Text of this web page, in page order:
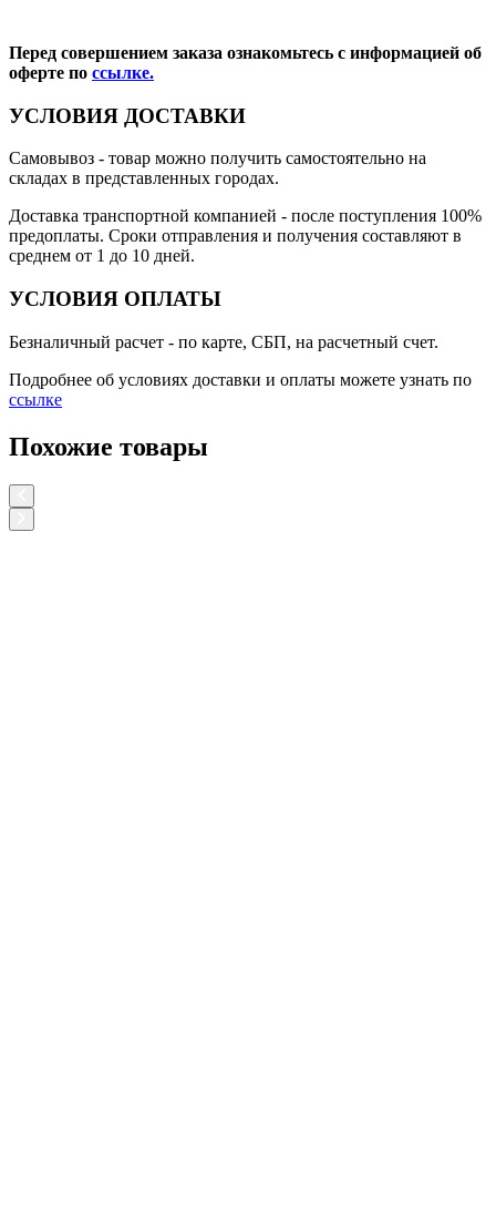
Перед совершением заказа ознакомьтесь с информацией об
оферте по ссылке.
УСЛОВИЯ ДОСТАВКИ
Самовывоз - товар можно получить самостоятельно на
складах в представленных городах.
Доставка транспортной компанией - после поступления 100%
предоплаты. Сроки отправления и получения составляют в
среднем от 1 до 10 дней.
УСЛОВИЯ ОПЛАТЫ
Безналичный расчет - по карте, СБП, на расчетный счет.
Подробнее об условиях доставки и оплаты можете узнать по
ссылке
Похожие товары